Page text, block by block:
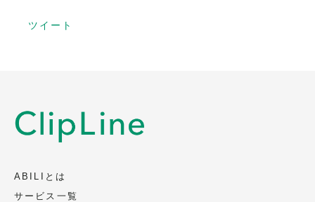
ツイート
ABILIとは
サービス一覧